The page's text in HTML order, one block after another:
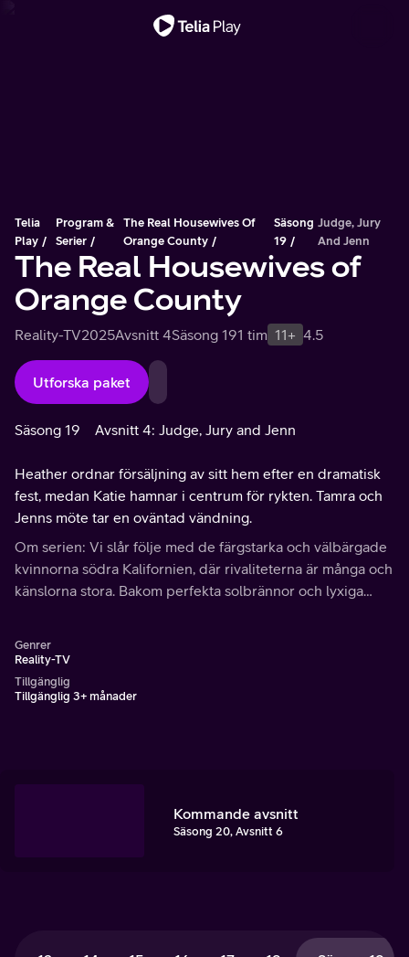
Telia
Play
Program &
Serier
The Real Housewives Of
Orange County
Säsong
19
Judge, Jury
And Jenn
The Real Housewives of
Orange County
Reality-TV2025Avsnitt 4Säsong 191 tim 11+ 4.5
Utforska paket
Säsong 19 Avsnitt 4: Judge, Jury and Jenn
Heather ordnar försäljning av sitt hem efter en dramatisk
fest, medan Katie hamnar i centrum för rykten. Tamra och
Jenns möte tar en oväntad vändning.
Om serien: Vi slår följe med de färgstarka och välbärgade
kvinnorna södra Kalifornien, där rivaliteterna är många och
känslorna stora. Bakom perfekta solbrännor och lyxiga
Genrer
Reality-TV
Tillgänglig
Tillgänglig 3+ månader
Kommande avsnitt
Säsong 20, Avsnitt 6